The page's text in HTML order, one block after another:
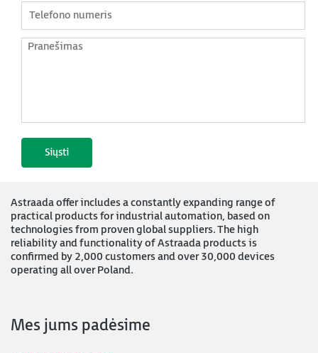
Astraada offer includes a constantly expanding range of
practical products for industrial automation, based on
technologies from proven global suppliers. The high
reliability and functionality of Astraada products is
confirmed by 2,000 customers and over 30,000 devices
operating all over Poland.
Mes jums padėsime